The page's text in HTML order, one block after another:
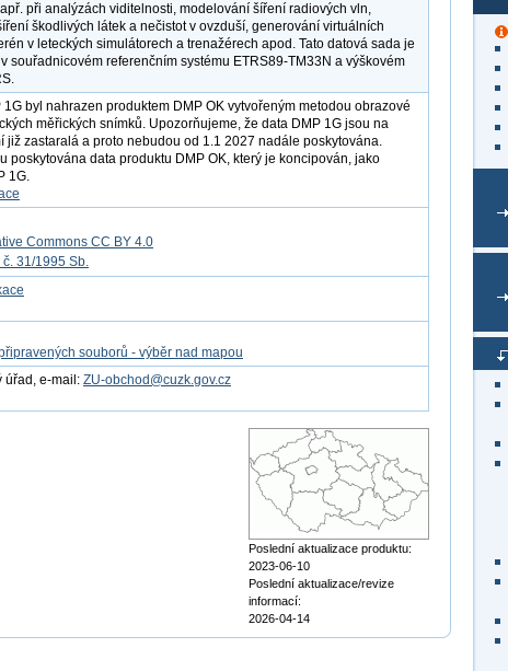
při analýzách viditelnosti, modelování šíření radiových vln,
škodlivých látek a nečistot v ovzduší, generování virtuálních
v leteckých simulátorech a trenažérech apod. Tato datová sada je
souřadnicovém referenčním systému ETRS89-TM33N a výškovém
1G byl nahrazen produktem DMP OK vytvořeným metodou obrazové
měřických snímků. Upozorňujeme, že data DMP 1G jsou na
již zastaralá a proto nebudou od 1.1 2027 nadále poskytována.
poskytována data produktu DMP OK, který je koncipován, jako
1G.
Commons CC BY 4.0
č. 31/1995 Sb.
souborů - výběr nad mapou
úřad, e-mail: ZU-obchod@cuzk.gov.cz
Poslední aktualizace produktu:
2023-06-10
Poslední aktualizace/revize
informací:
2026-04-14